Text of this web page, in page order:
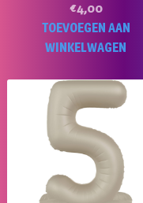
€4,00
TOEVOEGEN AAN
WINKELWAGEN